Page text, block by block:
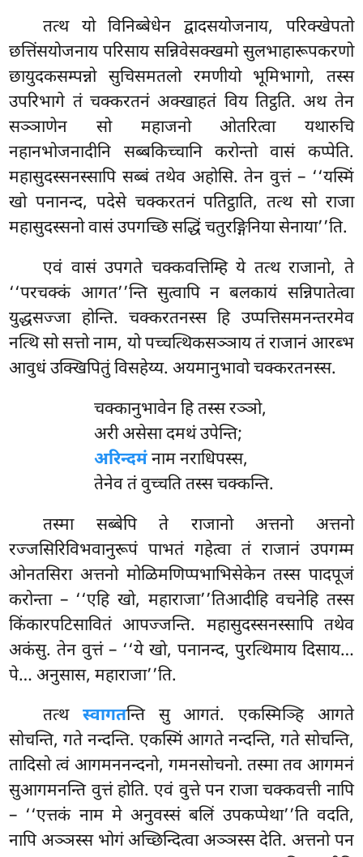
तत्थ यो विनिब्बेधेन द्वादसयोजनाय, परिक्खेपतो
छत्तिंसयोजनाय परिसाय सन्निवेसक्खमोसुलभाहारूपकरणो
छायुदकसम्पन्नो सुचिसमतलो रमणीयो भूमिभागो, तस्स
उपरिभागे तं चक्करतनं अक्खाहतं विय तिट्ठति. अथ तेन
सञ्ञाणेन सो महाजनो ओतरित्वा यथारुचि
नहानभोजनादीनि सब्बकिच्चानि करोन्तो वासं कप्पेति.
महासुदस्सनस्सापि सब्बं तथेव अहोसि. तेन वुत्तं – ‘‘यस्मिं
खो पनानन्द, पदेसे चक्करतनं पतिट्ठाति, तत्थ सो राजा
महासुदस्सनो वासं उपगच्छि सद्धिं चतुरङ्गिनिया सेनाया’’ति.
एवं वासं उपगते चक्कवत्तिम्हि ये तत्थ राजानो, ते
‘‘परचक्कं आगत’’न्ति सुत्वापि न बलकायं सन्निपातेत्वा
युद्धसज्जा होन्ति. चक्करतनस्स हि उप्पत्तिसमनन्तरमेव
नत्थि सो सत्तो नाम, यो पच्चत्थिकसञ्ञाय तं राजानं आरब्भ
आवुधं उक्खिपितुं विसहेय्य. अयमानुभावो चक्करतनस्स.
चक्कानुभावेनहि तस्स रञ्ञो,
अरी असेसा दमथं उपेन्ति;
अरिन्दमंनाम नराधिपस्स,
तेनेव तं वुच्चति तस्स चक्कन्ति.
तस्मा सब्बेपि ते राजानो अत्तनो अत्तनो
रज्जसिरिविभवानुरूपं पाभतं गहेत्वा तं राजानं उपगम्म
ओनतसिरा अत्तनो मोळिमणिप्पभाभिसेकेन तस्स पादपूजं
करोन्ता – ‘‘एहि खो, महाराजा’’तिआदीहि वचनेहि तस्स
किंकारपटिसावितं आपज्जन्ति. महासुदस्सनस्सापि तथेव
अकंसु. तेन वुत्तं – ‘‘ये खो, पनानन्द, पुरत्थिमाय दिसाय…
पे… अनुसास, महाराजा’’ति.
तत्थ स्वागतन्ति सु आगतं. एकस्मिञ्हि आगते
सोचन्ति, गते नन्दन्ति. एकस्मिं आगते नन्दन्ति, गते सोचन्ति,
तादिसो त्वं आगमननन्दनो, गमनसोचनो. तस्मा तव आगमनं
सुआगमनन्ति वुत्तं होति. एवं वुत्ते पन राजा चक्कवत्ती नापि
– ‘‘एत्तकं नाम मे अनुवस्सं बलिं उपकप्पेथा’’ति वदति,
नापि अञ्ञस्स भोगं अच्छिन्दित्वा अञ्ञस्स देति. अत्तनो पन